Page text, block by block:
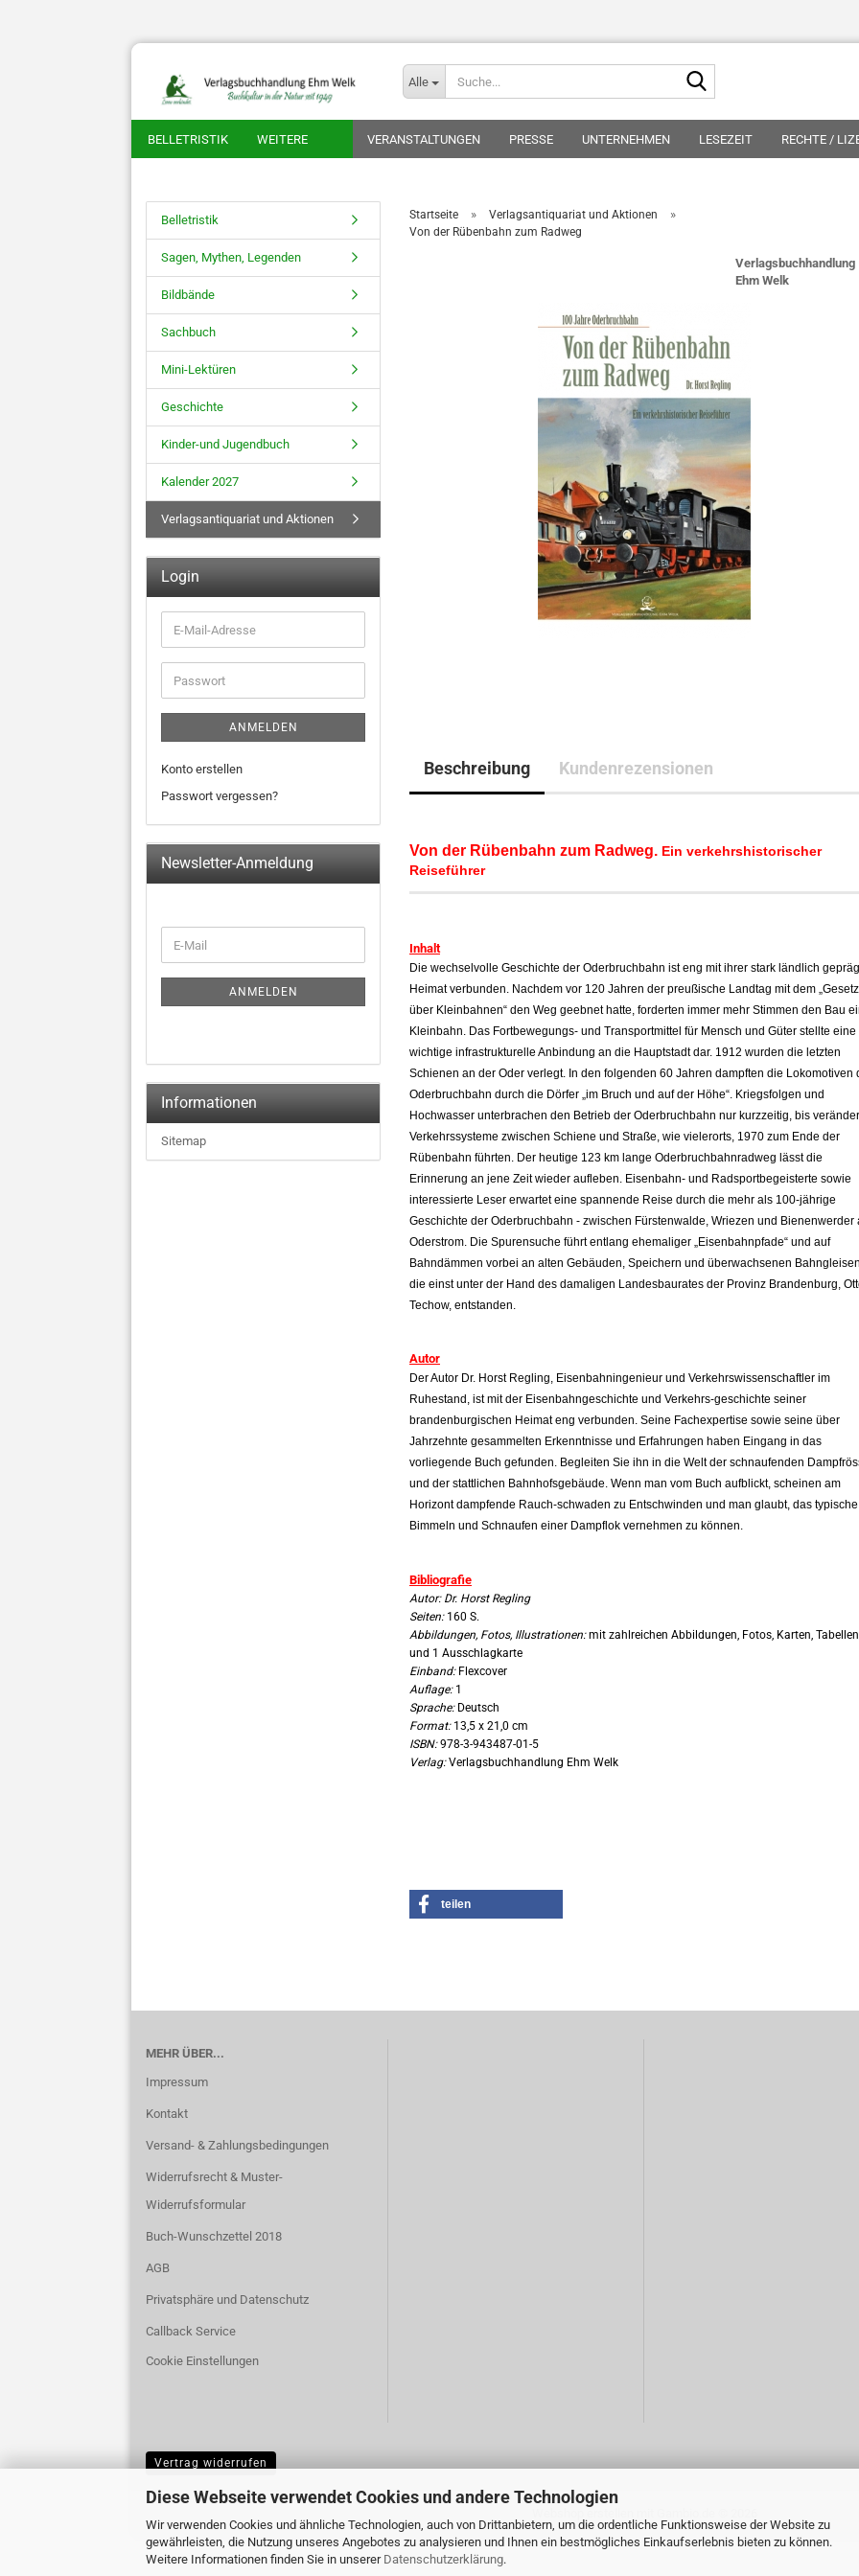
Diese Webseite verwendet Cookies und andere Technologien
Wir verwenden Cookies und ähnliche Technologien, auch von Drittanbietern, um die ordentliche Funktionsweise der Website zu
gewährleisten, die Nutzung unseres Angebotes zu analysieren und Ihnen ein bestmögliches Einkaufserlebnis bieten zu können.
Weitere Informationen finden Sie in unserer Datenschutzerklärung.
Alle
BELLETRISTIK VERANSTALTUNGEN PRESSE UNTERNEHMEN LESEZEIT RECHTE /
WEITERE
Startseite » Verlagsantiquariat und Aktionen »
Von der Rübenbahn zum Radweg
Verlagsbuchhandlung
Ehm Welk
Beschreibung Kundenrezensionen
Von der Rübenbahn zum Radweg. Ein verkehrshistorischer
Reiseführer
Inhalt
Die wechselvolle Geschichte der Oderbruchbahn ist eng mit ihrer stark ländlich
Heimat verbunden. Nachdem vor 120 Jahren der preußische Landtag mit dem „Gesetz
über Kleinbahnen“ den Weg geebnet hatte, forderten immer mehr Stimmen den Bau
Kleinbahn. Das Fortbewegungs- und Transportmittel für Mensch und Güter stellte eine
wichtige infrastrukturelle Anbindung an die Hauptstadt dar. 1912 wurden die letzten
Schienen an der Oder verlegt. In den folgenden 60 Jahren dampften die Lokomotiven
Oderbruchbahn durch die Dörfer „im Bruch und auf der Höhe“. Kriegsfolgen und
Hochwasser unterbrachen den Betrieb der Oderbruchbahn nur kurzzeitig, bis
Verkehrssysteme zwischen Schiene und Straße, wie vielerorts, 1970 zum Ende der
Rübenbahn führten. Der heutige 123 km lange Oderbruchbahnradweg lässt die
Erinnerung an jene Zeit wieder aufleben. Eisenbahn- und Radsportbegeisterte sowie
interessierte Leser erwartet eine spannende Reise durch die mehr als 100-jährige
Geschichte der Oderbruchbahn - zwischen Fürstenwalde, Wriezen und Bienenwerder
Oderstrom. Die Spurensuche führt entlang ehemaliger „Eisenbahnpfade“ und auf
Bahndämmen vorbei an alten Gebäuden, Speichern und überwachsenen
die einst unter der Hand des damaligen Landesbaurates der Provinz Brandenburg,
Techow, entstanden.
Autor
Der Autor Dr. Horst Regling, Eisenbahningenieur und Verkehrswissenschaftler im
Ruhestand, ist mit der Eisenbahngeschichte und Verkehrs-geschichte seiner
brandenburgischen Heimat eng verbunden. Seine Fachexpertise sowie seine über
Jahrzehnte gesammelten Erkenntnisse und Erfahrungen haben Eingang in das
vorliegende Buch gefunden. Begleiten Sie ihn in die Welt der schnaufenden
und der stattlichen Bahnhofsgebäude. Wenn man vom Buch aufblickt, scheinen am
Horizont dampfende Rauch-schwaden zu Entschwinden und man glaubt, das typische
Bimmeln und Schnaufen einer Dampflok vernehmen zu können.
Bibliografie
Autor: Dr. Horst Regling
Seiten:160 S.
Abbildungen, Fotos, Illustrationen:mit zahlreichen Abbildungen, Fotos, Karten, Tabellen
und 1 Ausschlagkarte
Einband: Flexcover
Auflage:1
Sprache: Deutsch
Format:13,5 x 21,0 cm
ISBN:978-3-943487-01-5
Verlag:Verlagsbuchhandlung Ehm Welk
teilen
Belletristik
Sagen, Mythen, Legenden
Bildbände
Sachbuch
Mini-Lektüren
Geschichte
Kinder-und Jugendbuch
Kalender 2027
Verlagsantiquariat und Aktionen
Login
E-
Mail-
Adresse
Passwort
ANMELDEN
Konto erstellen
Passwort vergessen?
Newsletter-Anmeldung
ZUR
ANMELDUNG
E-
Mail
ANMELDEN
Informationen
Sitemap
MEHR ÜBER...
Impressum
Kontakt
Versand- & Zahlungsbedingungen
Widerrufsrecht & Muster-
Widerrufsformular
Buch-Wunschzettel 2018
AGB
Privatsphäre und Datenschutz
Callback Service
Cookie Einstellungen
Vertrag widerrufen